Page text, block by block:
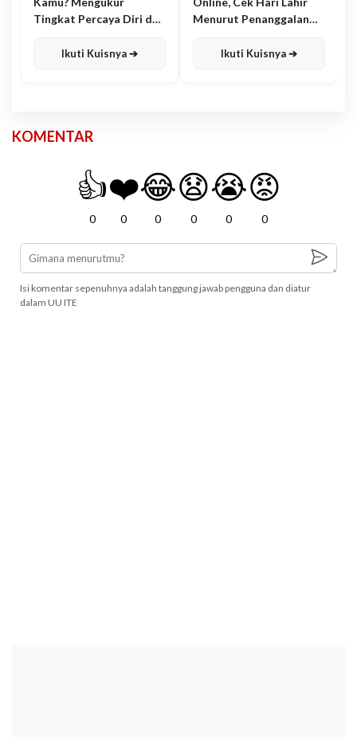
Tingkat Percaya Diri dan
Ikuti Kuisnya ➔
Menurut Penanggalan
Ikuti Kuisnya ➔
KOMENTAR
👍
0
❤️
0
😂
0
😧
0
😭
0
😡
0
Isi komentar sepenuhnya adalah tanggung jawab pengguna dan diatur
dalam UU ITE